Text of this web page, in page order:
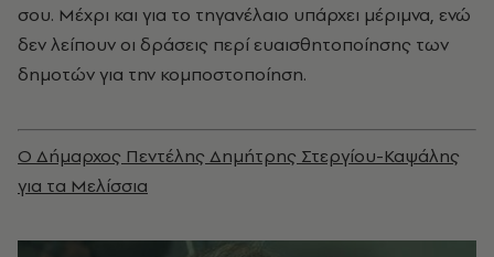
σου. Μέχρι και για το τηγανέλαιο υπάρχει μέριμνα, ενώ
δεν λείπουν οι δράσεις περί ευαισθητοποίησης των
δημοτών για την κομποστοποίηση.
Ο Δήμαρχος Πεντέλης Δημήτρης Στεργίου-Καψάλης
για τα Μελίσσια